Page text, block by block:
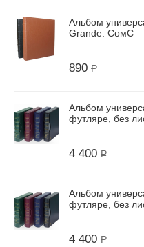
Альбом
Grande. СомС
890 Р
Альбом
футляре, без
4 400 Р
Альбом
футляре, без
4 400 Р